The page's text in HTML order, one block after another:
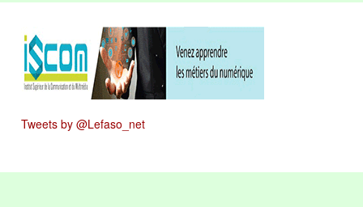
Tweets by @Lefaso_net